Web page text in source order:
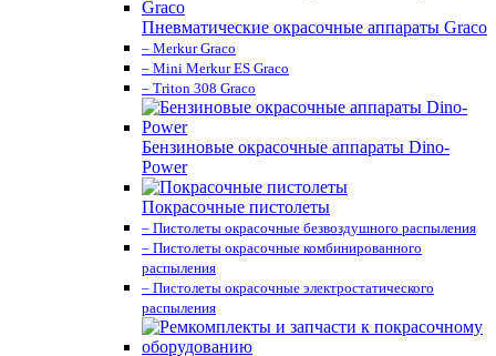
Пневматические окрасочные аппараты Graco
– Merkur Graco
– Mini Merkur ES Graco
– Triton 308 Graco
Бензиновые окрасочные аппараты Dino-
Power
Покрасочные пистолеты
– Пистолеты окрасочные безвоздушного распыления
– Пистолеты окрасочные комбинированного
распыления
– Пистолеты окрасочные электростатического
распыления